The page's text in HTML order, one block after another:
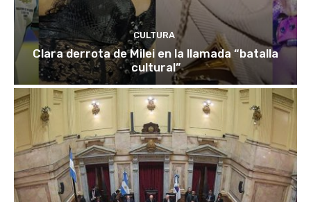
CULTURA
Clara derrota de Milei en la llamada “batalla
cultural”